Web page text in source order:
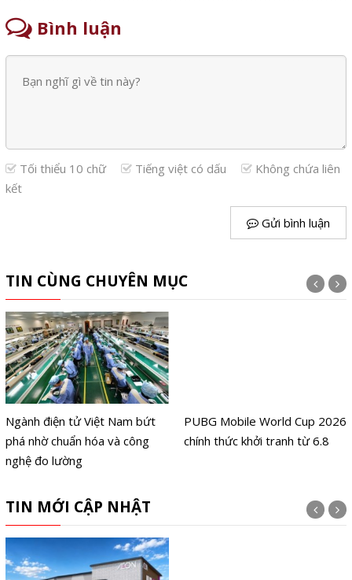
Bình luận
Tối thiểu 10 chữ Tiếng việt có dấu
Không chứa liên
kết
Gửi bình luận
TIN CÙNG CHUYÊN MỤC
Ngành điện tử Việt Nam bứt
phá nhờ chuẩn hóa và công
nghệ đo lường
PUBG Mobile World Cup 2026
chính thức khởi tranh từ 6.8
TIN MỚI CẬP NHẬT